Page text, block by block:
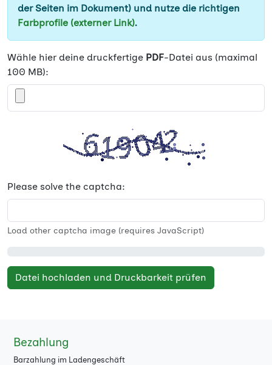
der Seiten im Dokument) und nutze die richtigen
Farbprofile (externer Link).
Wähle hier deine druckfertige PDF-Datei aus (maximal
100 MB):
Please solve the captcha:
Load other captcha image (requires JavaScript)
Datei hochladen und Druckbarkeit prüfen
Bezahlung
Barzahlung im Ladengeschäft